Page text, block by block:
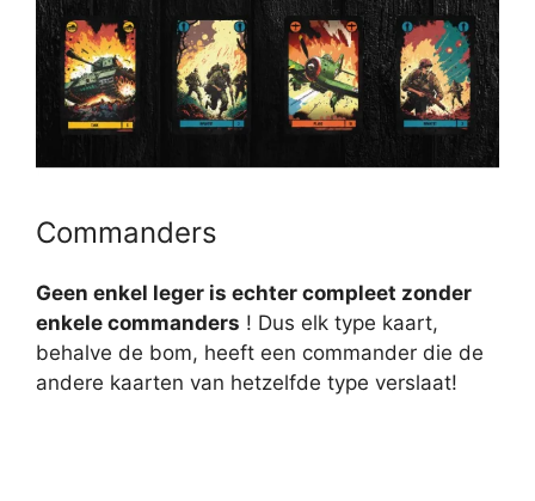
Commanders
Geen enkel leger is echter compleet zonder
enkele commanders ! Dus elk type kaart,
behalve de bom, heeft een commander die de
andere kaarten van hetzelfde type verslaat!